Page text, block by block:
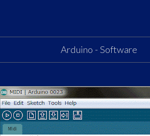
Arduino - Software